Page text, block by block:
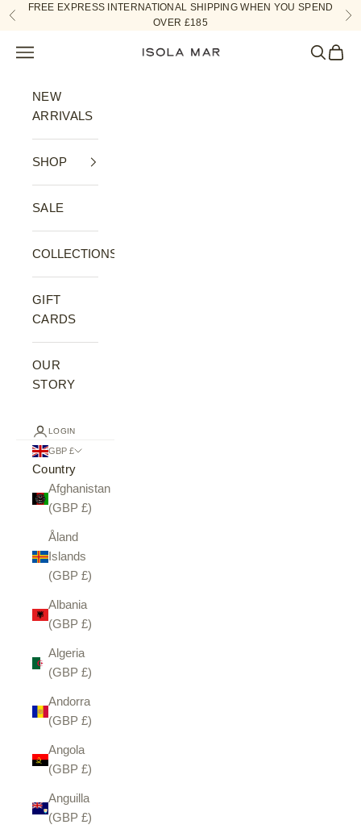
Skip to content
Previous
FREE EXPRESS INTERNATIONAL SHIPPING WHEN YOU SPEND
OVER £185
ISOLA MAR
Navigation menu Search
Cart
NEW
ARRIVALS
SHOP
SALE
COLLECTIONS
GIFT
CARDS
OUR
STORY
LOGIN
GBP £
Country
Afghanistan
(GBP £)
Åland
Islands
(GBP £)
Albania
(GBP £)
Algeria
(GBP £)
Andorra
(GBP £)
Angola
(GBP £)
Anguilla
(GBP £)